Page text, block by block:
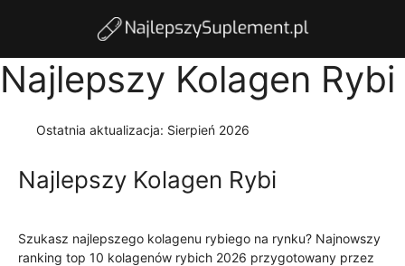
Najlepszy Kolagen Rybi
Ostatnia aktualizacja: Sierpień 2026
Najlepszy Kolagen Rybi
Szukasz najlepszego kolagenu rybiego na rynku? Najnowszy
ranking top 10 kolagenów rybich 2026 przygotowany przez